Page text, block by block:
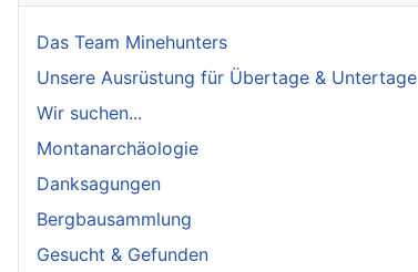
Das Team Minehunters
Unsere Ausrüstung für Übertage & Untertage
Wir suchen...
Montanarchäologie
Danksagungen
Bergbausammlung
Gesucht & Gefunden